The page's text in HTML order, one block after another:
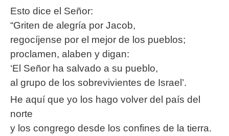
Esto dice el Señor:
“Griten de alegría por Jacob,
regocíjense por el mejor de los pueblos;
proclamen, alaben y digan:
‘El Señor ha salvado a su pueblo,
al grupo de los sobrevivientes de Israel’.
He aquí que yo los hago volver del país del
norte
y los congrego desde los confines de la tierra.